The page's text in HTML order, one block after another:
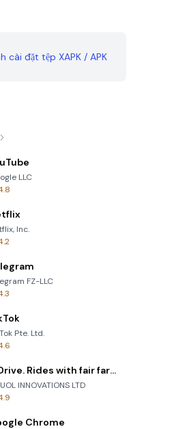
cài đặt tệp XAPK / APK
LLC
Inc.
FZ-LLC
Pte. Ltd.
inDrive. Rides with fair fares
INNOVATIONS LTD
Chrome